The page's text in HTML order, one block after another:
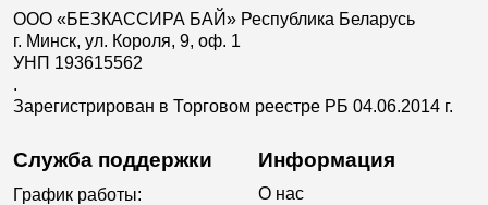
ООО «БЕЗКАССИРА БАЙ» Республика Беларусь
г. Минск, ул. Короля, 9, оф. 1
УНП 193615562
.
Зарегистрирован в Торговом реестре РБ 04.06.2014 г.
Служба поддержки
График работы:
Информация
О нас